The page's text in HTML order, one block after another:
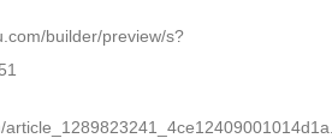
builder/preview/s?